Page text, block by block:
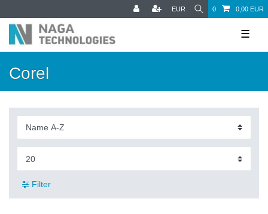
EUR 0 0,00 EUR
☰
Corel
Filter